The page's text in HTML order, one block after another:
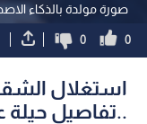
صورة مولدة بالذكاء
0
0
استغلال
..تفاصيل حيلة